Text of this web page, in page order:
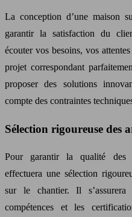
La conception d’une maison
garantir la satisfaction du
écouter vos besoins, vos
projet correspondant
proposer des solutions
compte des contraintes
Sélection rigoureuse des
Pour garantir la qualité des
effectuera une sélection
sur le chantier. Il s’assurera
compétences et les